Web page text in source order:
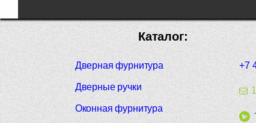
+7
Каталог:
Дверная фурнитура
Дверные ручки
Оконная фурнитура